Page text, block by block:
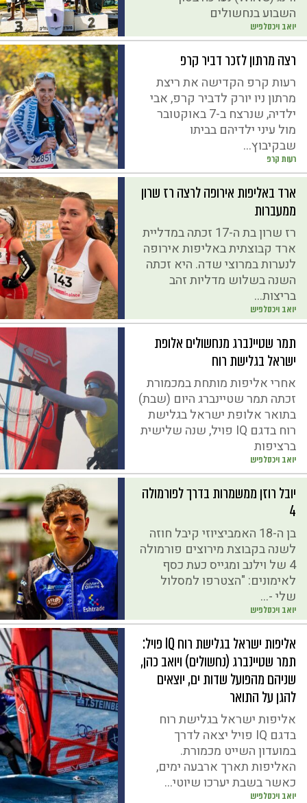
יואב ויכסלפיש
השבוע בנחשולים
רעות קרפ
רצה מרתון לזכר דביר קרפ
רעות קרפ הקדישה את ריצת
מרתון ניו יורק לדביר קרפ, אבי
ילדיה, שנרצח ב-7 באוקטובר
מול עיני ילדיהם בביתו
שבקיבוץ...
יואב ויכסלפיש
ארד באליפות אירופה לרצה רז שרון
ממעברות
רז שרון בת ה-17 זכתה במדליית
ארד קבוצתית באליפות אירופה
לנערות במרוצי שדה. היא זכתה
השנה בשלוש מדליות זהב
בריצות...
יואב ויכסלפיש
תמר שטיינברג מנחשולים אלופת
ישראל בגלישת רוח
אחרי אליפות מותחת במכמורת
זכתה תמר שטיינברג היום (שבת)
בתואר אלופת ישראל בגלישת
רוח בדגם IQ פויל, שנה שלישית
ברציפות
יואב ויכסלפיש
יובל רוזן ממשמרות בדרך לפורמולה
4
בן ה-18 האמביציוזי קיבל חוזה
לשנה בקבוצת מירוצים פורמולה
4 של וילנב ומגייס כעת כסף
לאימונים: "הצטרפו למסלול
שלי -...
יואב ויכסלפיש
אליפות ישראל בגלישת רוח IQ פויל:
תמר שטיינברג (נחשולים) ויואב כהן,
שניהם מהפועל שדות ים, יוצאים
להגן על התואר
אליפות ישראל בגלישת רוח
בדגם IQ פויל יצאה לדרך
במועדון השייט מכמורת.
האליפות תארך ארבעה ימים,
כאשר בשבת יערכו שיוטי...